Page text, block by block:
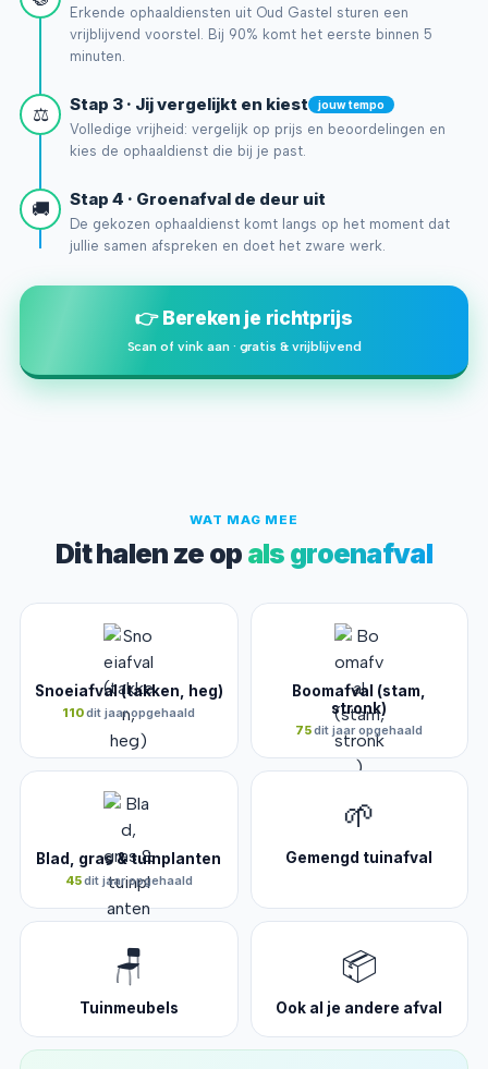
Erkende ophaaldiensten uit Oud Gastel sturen een
vrijblijvend voorstel. Bij 90% komt het eerste binnen 5
minuten.
⚖️ Stap 3 · Jij vergelijkt en kiest jouw tempo
Volledige vrijheid: vergelijk op prijs en beoordelingen en
kies de ophaaldienst die bij je past.
🚚 Stap 4 · Groenafval de deur uit
De gekozen ophaaldienst komt langs op het moment dat
jullie samen afspreken en doet het zware werk.
👉 Bereken je richtprijs
Scan of vink aan · gratis & vrijblijvend
WAT MAG MEE
Dit halen ze op als groenafval
Snoeiafval (takken, heg)
110dit jaar opgehaald
Boomafval (stam,
stronk)
75dit jaar opgehaald
Blad, gras & tuinplanten
45dit jaar opgehaald
🌱
Gemengd tuinafval
🪑
Tuinmeubels
📦
Ook al je andere afval